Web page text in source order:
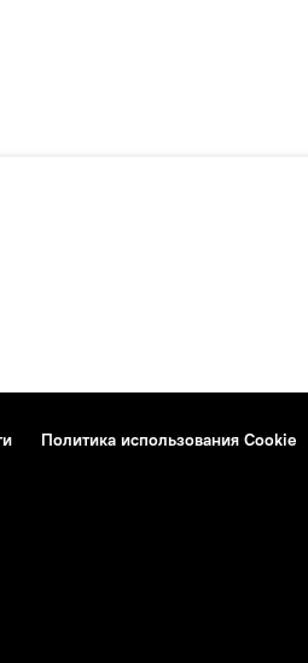
Политика использования Cookie